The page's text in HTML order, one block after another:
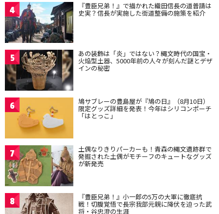
4 『豊臣兄弟！』で描かれた織田信長の道普請は
史実？信長が実施した街道整備の施策を紹介
5 あの装飾は「炎」ではない？縄文時代の国宝・
火焔型土器、5000年前の人々が刻んだ謎とデザ
インの秘密
6 鳩サブレーの豊島屋が『鳩の日』（8月10日）
限定グッズ詳細を発表！今年はシリコンポーチ
「はとっこ」
7 土偶なりきりパーカーも！青森の縄文遺跡群で
発掘された土偶がモチーフのキュートなグッズ
が新発売
8 『豊臣兄弟！』小一郎の5万の大軍に徹底抗
戦！切腹覚悟で長宗我部元親に降伏を迫った武
将・谷忠澄の生涯